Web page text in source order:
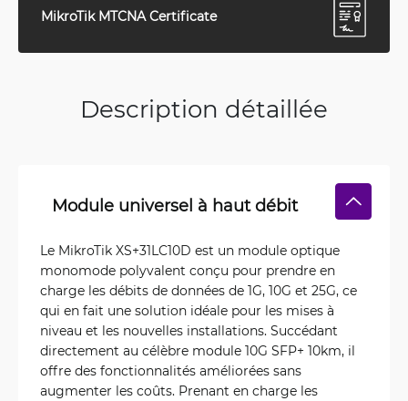
MikroTik MTCNA Certificate
Description détaillée
Module universel à haut débit
Le MikroTik XS+31LC10D est un module optique
monomode polyvalent conçu pour prendre en
charge les débits de données de 1G, 10G et 25G, ce
qui en fait une solution idéale pour les mises à
niveau et les nouvelles installations. Succédant
directement au célèbre module 10G SFP+ 10km, il
offre des fonctionnalités améliorées sans
augmenter les coûts. Prenant en charge les